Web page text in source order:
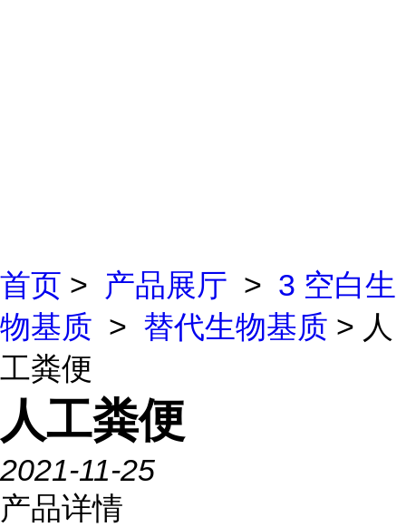
首页 > 产品展厅 > 3 空白生
物基质 > 替代生物基质 > 人
工粪便
人工粪便
2021-11-25
产品详情